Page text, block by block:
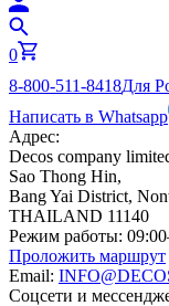
0
8-800-511-8418Для
Написать в Whatsapp
Адрес:
Decos company
Sao Thong Hin,
Bang Yai District,
THAILAND 11140
Режим работы:
Проложить маршрут
Email:
Соцсети и